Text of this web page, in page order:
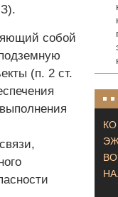
собой
(п. 2 ст.